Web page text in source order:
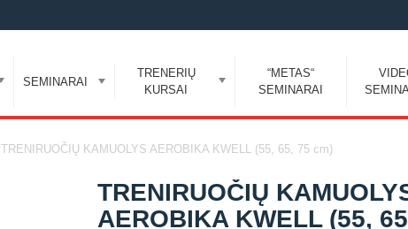
SEMINARAI
TRENERIŲ
KURSAI
“METAS“
SEMINARAI
TRENIRUOČIŲ KAMUOLYS AEROBIKA KWELL (55, 65, 75 cm)
TRENIRUOČIŲ
AEROBIKA KWELL (55,